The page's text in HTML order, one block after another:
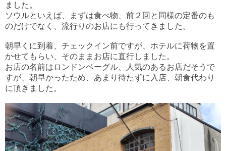
ました。
ソウルといえば、まずは食べ物、前２回と同様の定番のも
のだけでなく、流行りのお店にも行ってきました。
朝早くに到着、チェックイン前ですが、ホテルに荷物を置
かせてもらい、そのままお店に直行しました。
お店の名前はロンドンベーグル、人気のあるお店だそうで
すが、朝早かったため、あまり待たずに入店、朝食代わり
に頂きました。